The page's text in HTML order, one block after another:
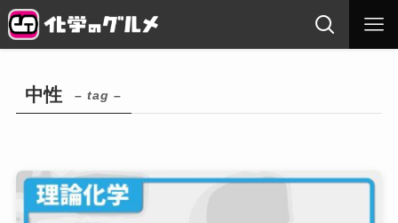
中性 – tag –